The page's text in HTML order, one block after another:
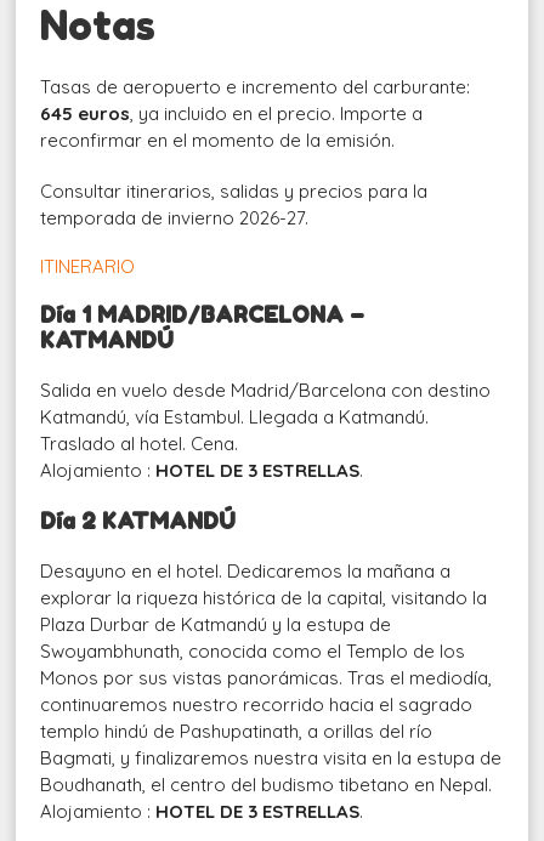
Notas
Tasas de aeropuerto e incremento del carburante:
645 euros, ya incluido en el precio. Importe a
reconfirmar en el momento de la emisión.
Consultar itinerarios, salidas y precios para la
temporada de invierno 2026-27.
ITINERARIO
Día 1 MADRID/BARCELONA –
KATMANDÚ
Salida en vuelo desde Madrid/Barcelona con destino
Katmandú, vía Estambul. Llegada a Katmandú.
Traslado al hotel. Cena.
Alojamiento : HOTEL DE 3 ESTRELLAS.
Día 2 KATMANDÚ
Desayuno en el hotel. Dedicaremos la mañana a
explorar la riqueza histórica de la capital, visitando la
Plaza Durbar de Katmandú y la estupa de
Swoyambhunath, conocida como el Templo de los
Monos por sus vistas panorámicas. Tras el mediodía,
continuaremos nuestro recorrido hacia el sagrado
templo hindú de Pashupatinath, a orillas del río
Bagmati, y finalizaremos nuestra visita en la estupa de
Boudhanath, el centro del budismo tibetano en Nepal.
Alojamiento : HOTEL DE 3 ESTRELLAS.